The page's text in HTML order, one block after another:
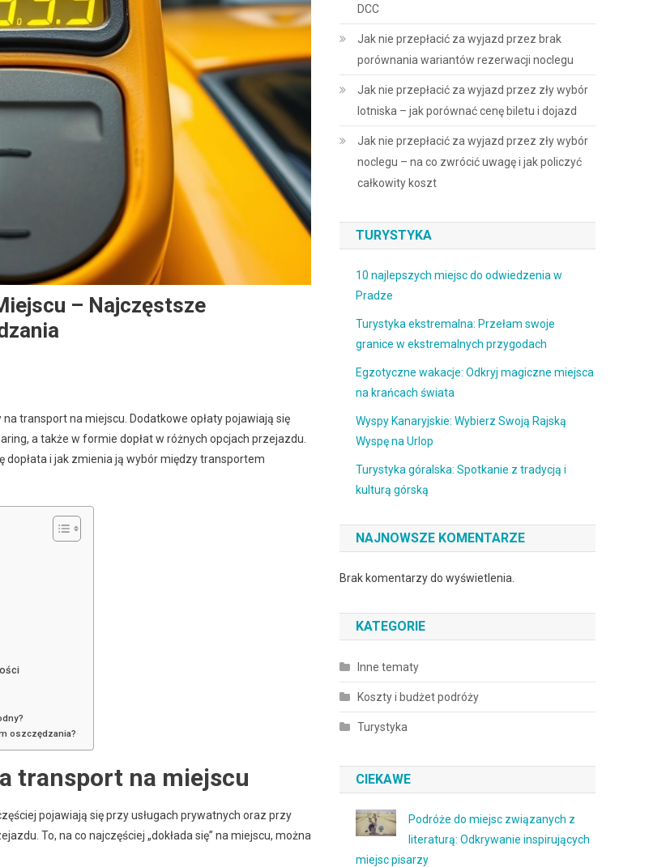
– Najczęstsze
transport na miejscu. Dodatkowe opłaty pojawiają się
a także w formie dopłat w różnych opcjach przejazdu.
i jak zmienia ją wybór między transportem
oszczędzania?
transport na miejscu
pojawiają się przy usługach prywatnych oraz przy
To, na co najczęściej „dokłada się” na miejscu, można
DCC
Jak nie przepłacić za wyjazd przez brak
porównania wariantów rezerwacji noclegu
Jak nie przepłacić za wyjazd przez zły wybór
lotniska – jak porównać cenę biletu i dojazd
Jak nie przepłacić za wyjazd przez zły wybór
noclegu – na co zwrócić uwagę i jak policzyć
całkowity koszt
TURYSTYKA
10 najlepszych miejsc do odwiedzenia w
Pradze
Turystyka ekstremalna: Przełam swoje
granice w ekstremalnych przygodach
Egzotyczne wakacje: Odkryj magiczne miejsca
na krańcach świata
Wyspy Kanaryjskie: Wybierz Swoją Rajską
Wyspę na Urlop
Turystyka góralska: Spotkanie z tradycją i
kulturą górską
NAJNOWSZE KOMENTARZE
Brak komentarzy do wyświetlenia.
KATEGORIE
Inne tematy
Koszty i budżet podróży
Turystyka
CIEKAWE
Podróże do miejsc związanych z
literaturą: Odkrywanie inspirujących
miejsc pisarzy